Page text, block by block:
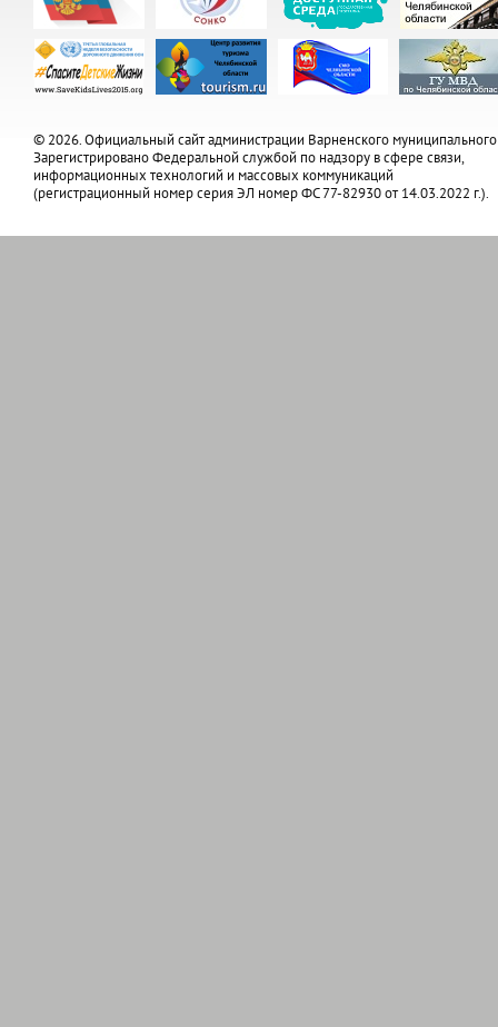
© 2026. Официальный сайт администрации Варненского муниципального
Зарегистрировано Федеральной службой по надзору в сфере связи,
информационных технологий и массовых коммуникаций
(регистрационный номер серия ЭЛ номер ФС 77-82930 от 14.03.2022 г.).